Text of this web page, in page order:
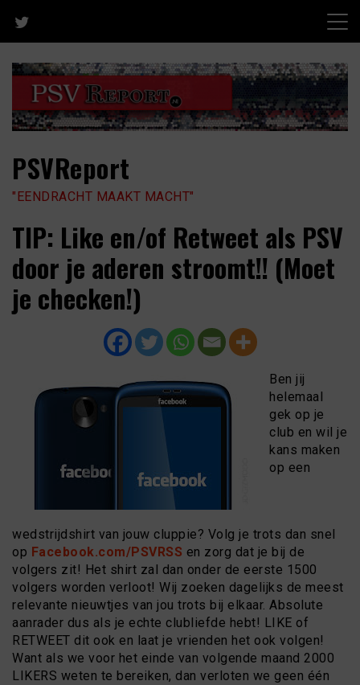
content
PSVReport
"EENDRACHT MAAKT MACHT"
TIP: Like en/of Retweet als PSV
door je aderen stroomt!! (Moet
je checken!)
Ben jij
helemaal
gek op je
club en wil je
kans maken
op een
wedstrijdshirt van jouw cluppie? Volg je trots dan snel
op Facebook.com/PSVRSS en zorg dat je bij de
volgers zit! Het shirt zal dan onder de eerste 1500
volgers worden verloot! Wij zoeken dagelijks de meest
relevante nieuwtjes van jou trots bij elkaar. Absolute
aanrader dus als je echte clubliefde hebt! LIKE of
RETWEET dit ook en laat je vrienden het ook volgen!
Want als we voor het einde van volgende maand 2000
LIKERS weten te bereiken, dan verloten we geen één